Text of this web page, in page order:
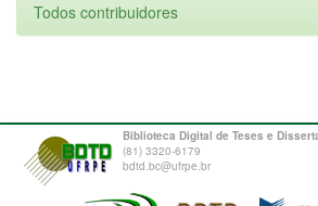
Todos contribuidores
Biblioteca Digital de Teses e
(81) 3320-6179
bdtd.bc@ufrpe.br